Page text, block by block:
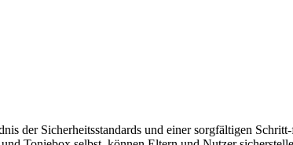
der Sicherheitsstandards und einer sorgfältigen